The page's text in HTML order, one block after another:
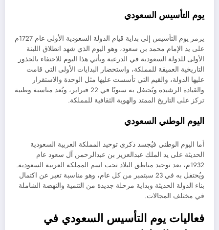
يوم التأسيس السعودي
يرمز يوم التأسيس إلى بداية قيام الدولة السعودية الأولى عام 1727م
على يد الإمام محمد بن سعود، وهو اليوم الذي شهد انطلاق اللبنة
الأولى للدولة السعودية في الدرعية ويأتي هذا اليوم للاحتفاء بالجذور
التاريخية العميقة للمملكة، واستحضار البدايات الأولى التي قامت
عليها الدولة، والقيم التي تأسست عليها مثل الوحدة والاستقرار
والقيادة الرشيدة ويُحتفل به سنويًا في 22 فبراير، ويُعد مناسبة وطنية
تركز على التاريخ الممتد والهوية الثقافية للمملكة.
اليوم الوطني السعودي
أما اليوم الوطني فيُجسد ذكرى توحيد المملكة العربية السعودية
الحديثة على يد الملك عبدالعزيز بن عبدالرحمن آل سعود عام
1932م، بعد توحيد مناطق البلاد تحت اسم المملكة العربية السعودية.
ويُحتفل به في 23 سبتمبر من كل عام، وهو مناسبة تعبر عن اكتمال
بناء الدولة الحديثة وبداية مرحلة جديدة من التنمية والنهضة الشاملة
في مختلف المجالات.
فعاليات يوم التأسيس السعودي في